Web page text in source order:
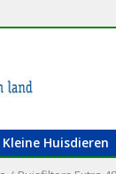
Kleine Huisdieren